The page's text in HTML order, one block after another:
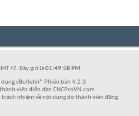
+7. Bây giờ là01:49:58 PM.
dụng vBulletin® Phiên bản 4.2.3.
viên diễn đàn CNCProVN.com
nhiệm về nội dung do thành viên đăng.